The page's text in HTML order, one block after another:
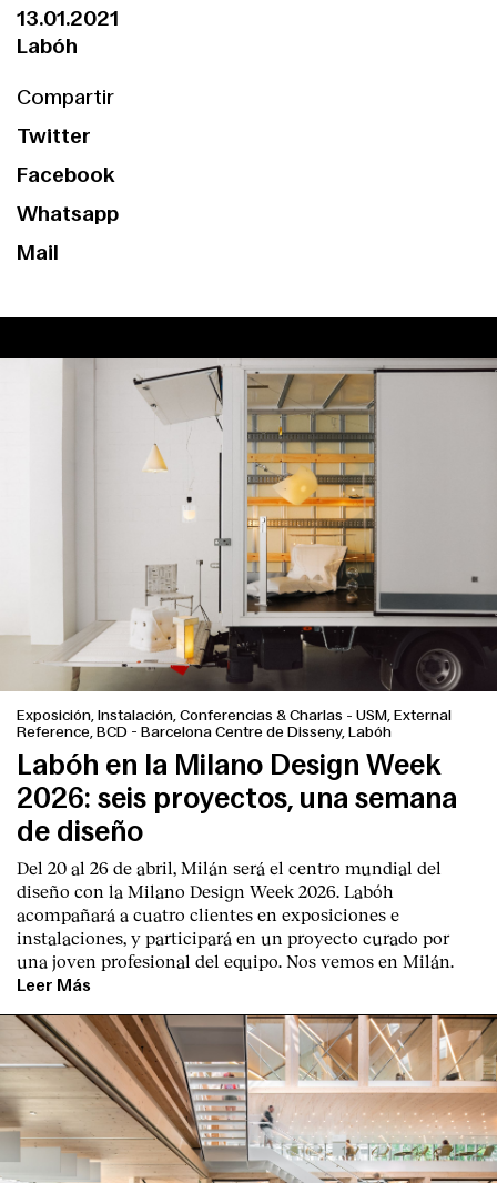
13.01.2021
Labóh
Compartir
Twitter
Facebook
Whatsapp
Mail
Exposición, Instalación, Conferencias & Charlas - USM, External
Reference, BCD - Barcelona Centre de Disseny, Labóh
Labóh en la Milano Design Week
2026: seis proyectos, una semana
de diseño
Del 20 al 26 de abril, Milán será el centro mundial del
diseño con la Milano Design Week 2026. Labóh
acompañará a cuatro clientes en exposiciones e
instalaciones, y participará en un proyecto curado por
una joven profesional del equipo. Nos vemos en Milán.
Leer Más